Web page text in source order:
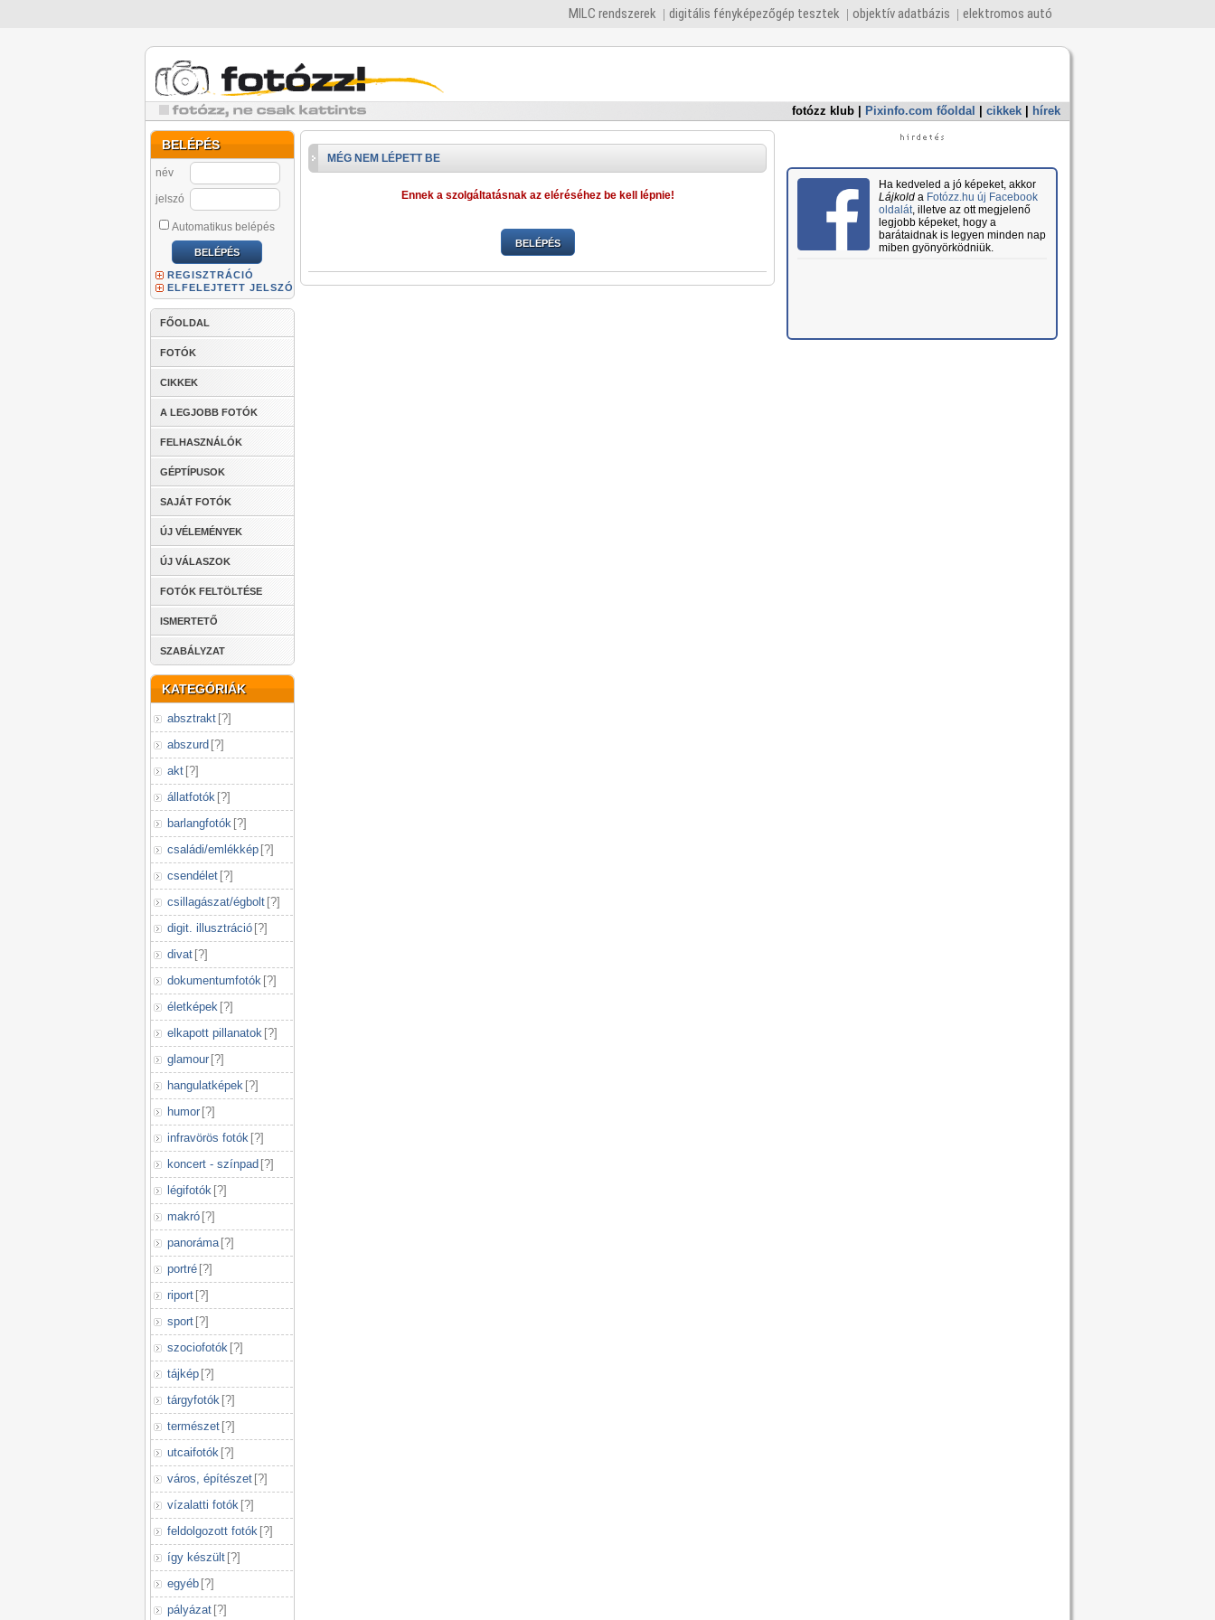
MILC rendszerek digitális fényképezőgép tesztek objektív adatbázis elektromos autó
fotózz klub Pixinfo.com főoldal cikkek hírek
BELÉPÉS
név
jelszó
Automatikus belépés
REGISZTRÁCIÓ
ELFELEJTETT JELSZÓ
FŐOLDAL
FOTÓK
CIKKEK
A LEGJOBB FOTÓK
FELHASZNÁLÓK
GÉPTÍPUSOK
SAJÁT FOTÓK
ÚJ VÉLEMÉNYEK
ÚJ VÁLASZOK
FOTÓK FELTÖLTÉSE
ISMERTETŐ
SZABÁLYZAT
KATEGÓRIÁK
absztrakt [?]
abszurd [?]
akt [?]
állatfotók [?]
barlangfotók [?]
családi/emlékkép [?]
csendélet [?]
csillagászat/égbolt [?]
digit. illusztráció [?]
divat [?]
dokumentumfotók [?]
életképek [?]
elkapott pillanatok [?]
glamour [?]
hangulatképek [?]
humor [?]
infravörös fotók [?]
koncert - színpad [?]
légifotók [?]
makró [?]
panoráma [?]
portré [?]
riport [?]
sport [?]
szociofotók [?]
tájkép [?]
tárgyfotók [?]
természet [?]
utcaifotók [?]
város, építészet [?]
vízalatti fotók [?]
feldolgozott fotók [?]
így készült [?]
egyéb [?]
pályázat [?]
MÉG NEM LÉPETT BE
Ennek a szolgáltatásnak az eléréséhez be kell lépnie!
BELÉPÉS
Ha kedveled a jó képeket, akkor
Lájkolda Fotózz.hu új Facebook
oldalát, illetve az ott megjelenő
legjobb képeket, hogy a
barátaidnak is legyen minden nap
miben gyönyörködniük.